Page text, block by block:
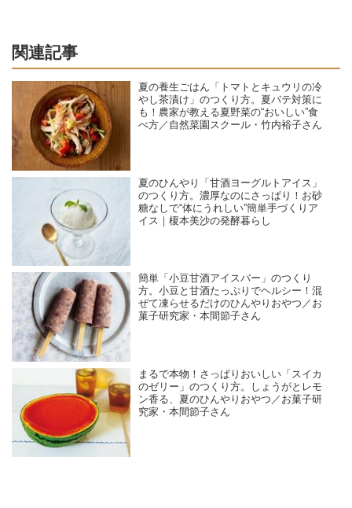
関連記事
夏の養生ごはん「トマトとキュウリの冷
やし茶漬け」のつくり方。夏バテ対策に
も！農家が教える夏野菜の“おいしい”食
べ方／自然菜園スクール・竹内裕子さん
夏のひんやり「甘酒ヨーグルトアイス」
のつくり方。濃厚なのにさっぱり！お砂
糖なしで“体にうれしい”簡単手づくりア
イス｜榎本美沙の発酵暮らし
簡単「小豆甘酒アイスバー」のつくり
方。小豆と甘酒たっぷりでヘルシー！混
ぜて凍らせるだけのひんやりおやつ／お
菓子研究家・本間節子さん
まるで本物！さっぱりおいしい「スイカ
のゼリー」のつくり方。しょうがとレモ
ン香る、夏のひんやりおやつ／お菓子研
究家・本間節子さん